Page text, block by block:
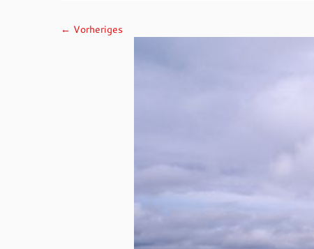
← Vorheriges